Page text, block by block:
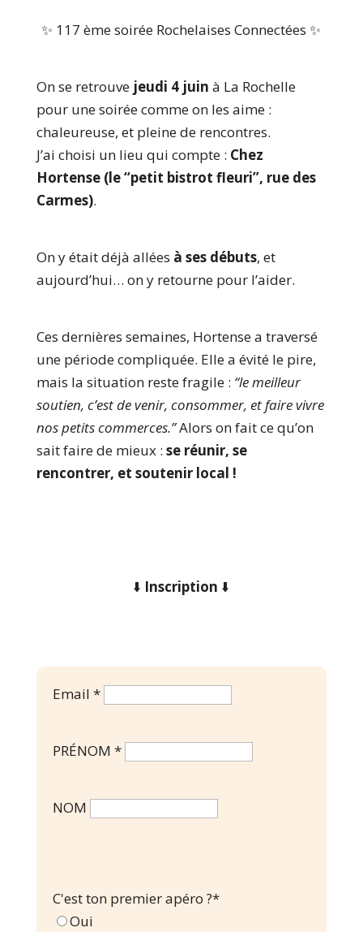
✨ 117 ème soirée Rochelaises Connectées ✨
On se retrouve jeudi 4 juin à La Rochelle
pour une soirée comme on les aime :
chaleureuse, et pleine de rencontres.
J’ai choisi un lieu qui compte : Chez
Hortense (le “petit bistrot fleuri”, rue des
Carmes).
On y était déjà allées à ses débuts, et
aujourd’hui… on y retourne pour l’aider.
Ces dernières semaines, Hortense a traversé
une période compliquée. Elle a évité le pire,
mais la situation reste fragile : “le meilleur
soutien, c’est de venir, consommer, et faire vivre
nos petits commerces.”Alors on fait ce qu’on
sait faire de mieux : se réunir, se
rencontrer, et soutenir local !
⬇️ Inscription ⬇️
Email *
PRÉNOM *
NOM
C'est ton premier apéro ?*
Oui